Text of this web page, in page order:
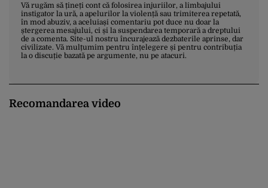
Vă rugăm să țineți cont că folosirea injuriilor, a limbajului
instigator la ură, a apelurilor la violență sau trimiterea repetată,
în mod abuziv, a aceluiași comentariu pot duce nu doar la
ștergerea mesajului, ci și la suspendarea temporară a dreptului
de a comenta. Site-ul nostru încurajează dezbaterile aprinse, dar
civilizate. Vă mulțumim pentru înțelegere și pentru contribuția
la o discuție bazată pe argumente, nu pe atacuri.
Recomandarea video